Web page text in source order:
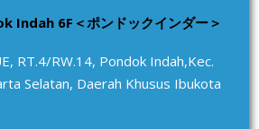
Indah 6F＜ポンドックインダー＞
RT.4/RW.14, Pondok Indah,Kec.
Selatan, Daerah Khusus Ibukota